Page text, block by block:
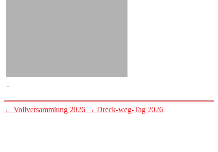
← Vollversammlung 2026 → Dreck-weg-Tag 2026